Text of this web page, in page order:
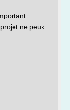
.
ne peux